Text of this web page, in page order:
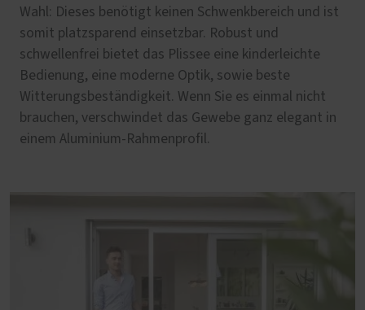
Wahl: Dieses benötigt keinen Schwenkbereich und ist
somit platzsparend einsetzbar. Robust und
schwellenfrei bietet das Plissee eine kinderleichte
Bedienung, eine moderne Optik, sowie beste
Witterungsbeständigkeit. Wenn Sie es einmal nicht
brauchen, verschwindet das Gewebe ganz elegant in
einem Aluminium-Rahmenprofil.